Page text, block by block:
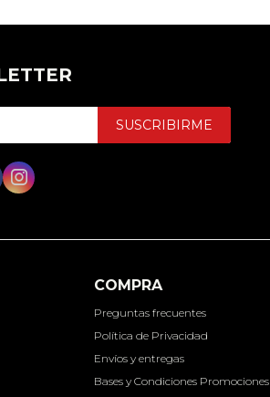
COMPRA
Preguntas frecuentes
Política de Privacidad
Envíos y entregas
Bases y Condiciones Promociones
SUSCRIBIRME
